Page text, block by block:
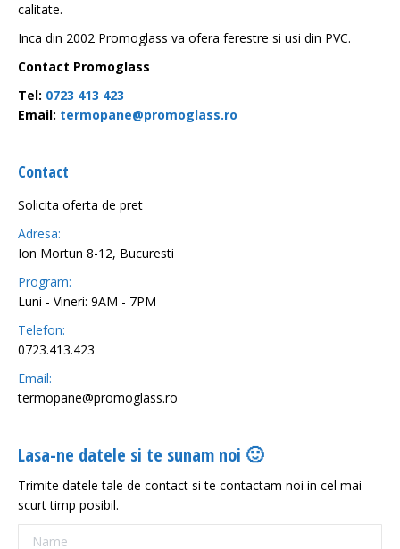
calitate.
Inca din 2002 Promoglass va ofera ferestre si usi din PVC.
Contact Promoglass
Tel: 0723 413 423
Email: termopane@promoglass.ro
Contact
Solicita oferta de pret
Adresa:
Ion Mortun 8-12, Bucuresti
Program:
Luni - Vineri: 9AM - 7PM
Telefon:
0723.413.423
Email:
termopane@promoglass.ro
Lasa-ne datele si te sunam noi 🙂
Trimite datele tale de contact si te contactam noi in cel mai
scurt timp posibil.